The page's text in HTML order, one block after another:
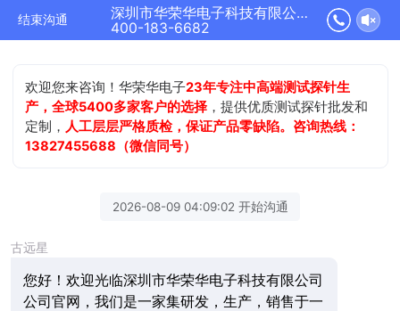
结束沟通
深圳市华荣华电子科技有限公司正在为您服务
400-183-6682
欢迎您来咨询！华荣华电子23年专注中高端测试探针生
产，全球5400多家客户的选择 ，提供优质测试探针批发和
定制， 人工层层严格质检，保证产品零缺陷。咨询热线：
13827455688（微信同号）
2026-08-09 04:09:02 开始沟通
古远星
您好！欢迎光临深圳市华荣华电子科技有限公司
公司官网，我们是一家集研发，生产，销售于一